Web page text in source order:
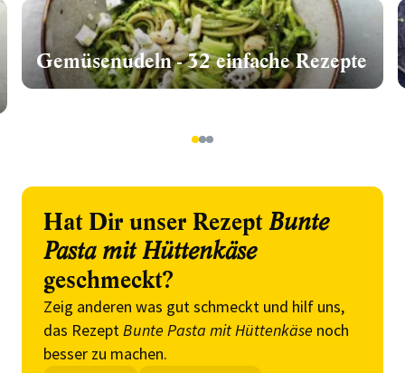
Gemüsenudeln - 32 einfache Rezepte
123
Hat Dir unser Rezept Bunte
Pasta mit Hüttenkäse
geschmeckt?
Zeig anderen was gut schmeckt und hilf uns,
das RezeptBunte Pasta mit Hüttenkäse noch
besser zu machen.